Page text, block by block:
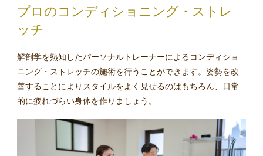
プロのコンディショニング・ストレ
ッチ
解剖学を熟知したパーソナルトレーナーによるコンディショ
ニング・ストレッチの施術を行うことができます。姿勢を改
善することによりスタイルをよく見せるのはもちろん、日常
的に疲れづらい身体を作りましょう。